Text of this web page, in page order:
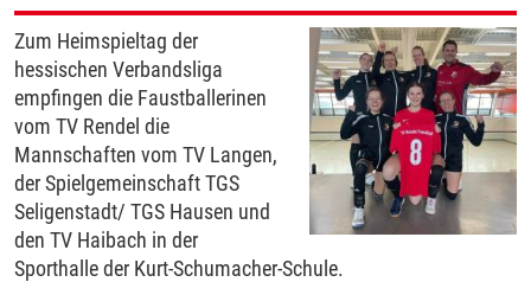
Zum Heimspieltag der
hessischen Verbandsliga
empfingen die Faustballerinen
vom TV Rendel die
Mannschaften vom TV Langen,
der Spielgemeinschaft TGS
Seligenstadt/ TGS Hausen und
den TV Haibach in der
Sporthalle der Kurt-Schumacher-Schule.